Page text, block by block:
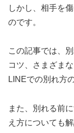
しかし、相手を
のです。
この記事では、
コツ、さまざま
LINEでの別れ方
また、別れる前
え方についても